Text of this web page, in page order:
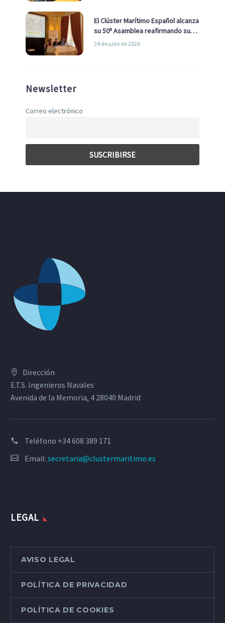
El Clúster Marítimo Español alcanza
su 50ª Asamblea reafirmando su
liderazgo en la Economía Azul
24 de julio de 2026
Newsletter
Correo electrónico
Dirección
E.T.S. Ingenieros Navales
Avenida de la Memoria, 4 28040 Madrid
Teléfono +34 608 389 171
Email: secretaria@clustermaritimo.es
LEGAL
AVISO LEGAL
POLÍTICA DE PRIVACIDAD
POLÍTICA DE COOKIES